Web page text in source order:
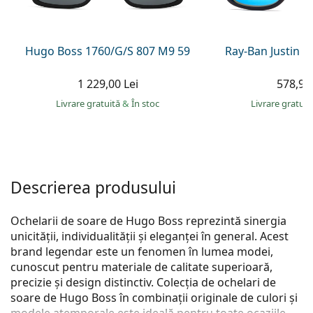
Persol
Hugo Boss 1760/G/S 807 M9 59
1 229,00 Lei
Livrare gratuită& În stoc
Ray-Ban Justin
Livrare
Descrierea produsului
Ochelarii de soare de Hugo Boss reprezintă sinergia
unicității, individualității și eleganței în general. Acest
brand legendar este un fenomen în lumea modei,
cunoscut pentru materiale de calitate superioară,
precizie și design distinctiv. Colecția de ochelari de
soare de Hugo Boss în combinații originale de culori și